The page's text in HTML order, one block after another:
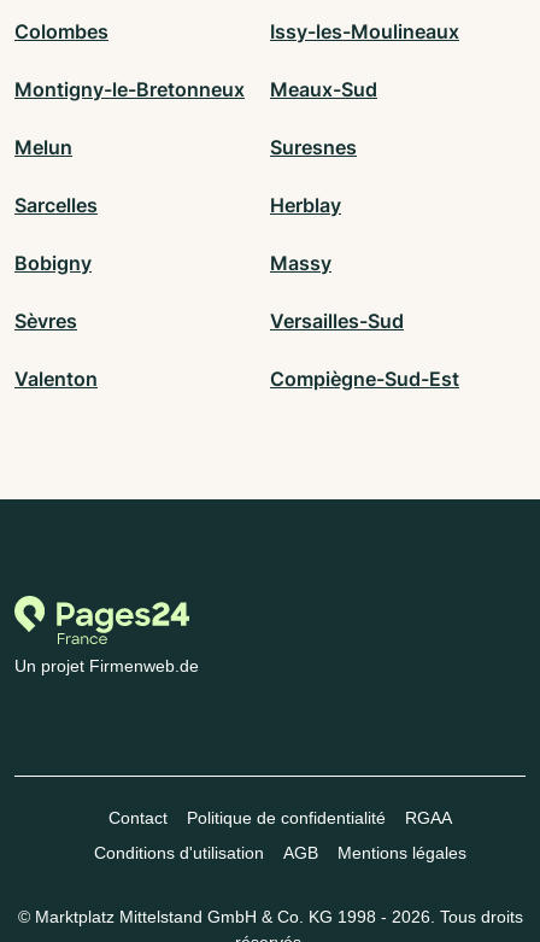
Colombes Issy-les-Moulineaux
Montigny-le-Bretonneux Meaux-Sud
Melun Suresnes
Sarcelles Herblay
Bobigny Massy
Sèvres Versailles-Sud
Valenton Compiègne-Sud-Est
Un projet Firmenweb.de
Contact Politique de confidentialité
RGAA
Conditions d'utilisation
AGB Mentions légales
© Marktplatz Mittelstand GmbH & Co. KG 1998 - 2026. Tous droits